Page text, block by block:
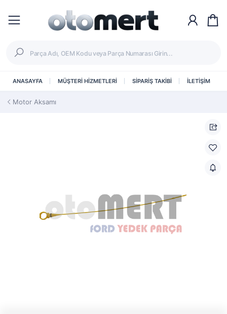
ANASAYFA MÜŞTERİ HİZMETLERİ SİPARİŞ TAKİBİ İLETİŞİM
Motor Aksamı